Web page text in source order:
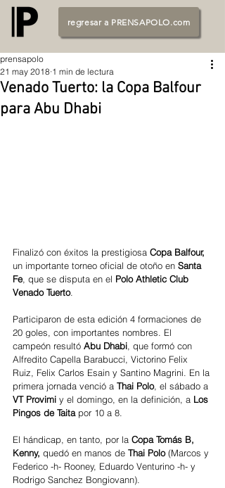
regresar a PRENSAPOLO.com
Venado Tuerto: la Copa Balfour
para Abu Dhabi
prensapolo
21 may 2018 1 min de lectura
Finalizó con éxitos la prestigiosa Copa Balfour,
un importante torneo oficial de otoño en Santa
Fe, que se disputa en el Polo Athletic Club
Venado Tuerto.
Participaron de esta edición 4 formaciones de
20 goles, con importantes nombres. El
campeón resultó Abu Dhabi, que formó con
Alfredito Capella Barabucci, Victorino Felix
Ruiz, Felix Carlos Esain y Santino Magrini. En la
primera jornada venció a Thai Polo, el sábado a
VT Provimi y el domingo, en la definición, a Los
Pingos de Taita por 10 a 8.
El hándicap, en tanto, por la Copa Tomás B,
Kenny, quedó en manos de Thai Polo (Marcos y
Federico -h- Rooney, Eduardo Venturino -h- y
Rodrigo Sanchez Bongiovann).